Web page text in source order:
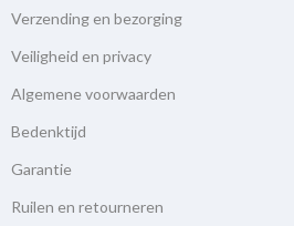
Verzending en bezorging
Veiligheid en privacy
Algemene voorwaarden
Bedenktijd
Garantie
Ruilen en retourneren